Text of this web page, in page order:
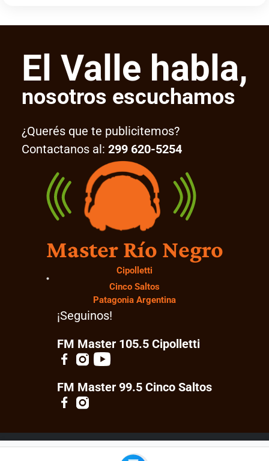
El Valle habla,
nosotros escuchamos
¿Querés que te publicitemos?
Contactanos al: 299 620-5254
Master Río Negro
Cipolletti
Cinco Saltos
Patagonia Argentina
¡Seguinos!
FM Master 105.5 Cipolletti
FM Master 99.5 Cinco Saltos
© 2026 Master Río Negro. Todos los derechos